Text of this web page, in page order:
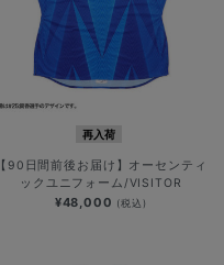
再入荷
【90日間前後お届け】オーセンティ
ックユニフォーム/VISITOR
¥48,000 (税込)